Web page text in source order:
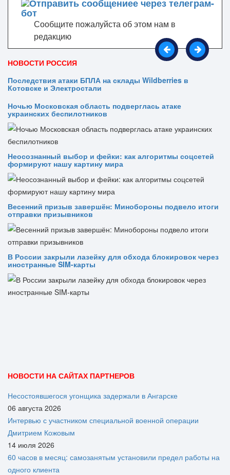
Сообщите пожалуйста об этом нам в
редакцию
НОВОСТИ РОССИЯ
Последствия атаки БПЛА на склады Wildberries в
Котовске и Электростали
Ночью Московская область подверглась атаке
украинских беспилотников
Неосознанный выбор и фейки: как алгоритмы соцсетей
формируют нашу картину мира
Весенний призыв завершён: Минобороны подвело итоги
отправки призывников
В России закрыли лазейку для обхода блокировок через
иностранные SIM-карты
НОВОСТИ НА САЙТАХ ПАРТНЕРОВ
Несостоявшегося угонщика задержали в Ангарске
06 августа 2026
Интервью с участником специальной военной операции
Дмитрием Кожовым
14 июля 2026
60 часов в месяц: самозанятым установили предел работы на
одного клиента